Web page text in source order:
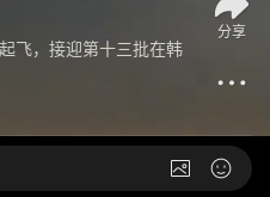
飞，接迎第十三批在韩
分享